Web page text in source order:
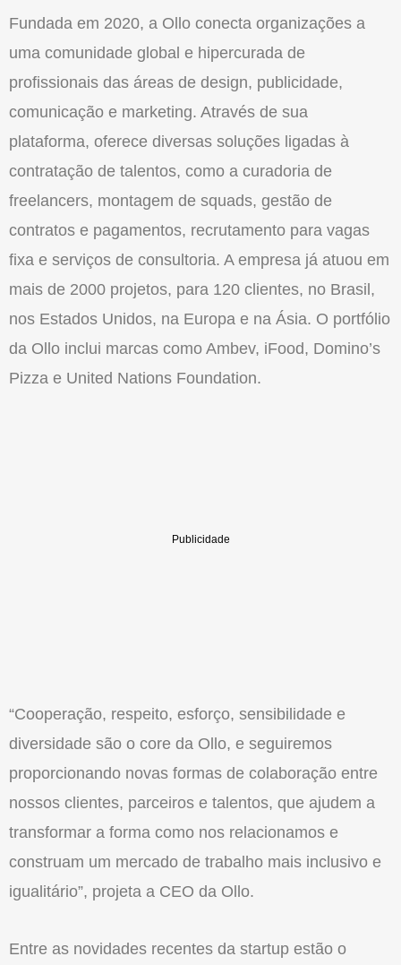
Fundada em 2020, a Ollo conecta organizações a
uma comunidade global e hipercurada de
profissionais das áreas de design, publicidade,
comunicação e marketing. Através de sua
plataforma, oferece diversas soluções ligadas à
contratação de talentos, como a curadoria de
freelancers, montagem de squads, gestão de
contratos e pagamentos, recrutamento para vagas
fixa e serviços de consultoria. A empresa já atuou em
mais de 2000 projetos, para 120 clientes, no Brasil,
nos Estados Unidos, na Europa e na Ásia. O portfólio
da Ollo inclui marcas como Ambev, iFood, Domino’s
Pizza e United Nations Foundation.
“Cooperação, respeito, esforço, sensibilidade e
diversidade são o core da Ollo, e seguiremos
proporcionando novas formas de colaboração entre
nossos clientes, parceiros e talentos, que ajudem a
transformar a forma como nos relacionamos e
construam um mercado de trabalho mais inclusivo e
igualitário”, projeta a CEO da Ollo.
Entre as novidades recentes da startup estão o